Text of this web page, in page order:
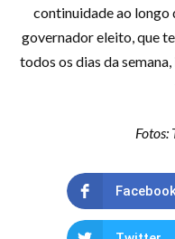
continuidade ao longo
governador eleito, que
todos os dias da
Fotos: